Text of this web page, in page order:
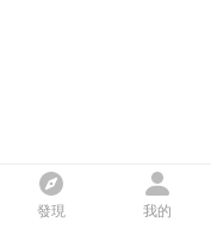
發現 我的